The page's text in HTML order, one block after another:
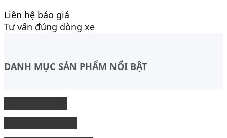
Liên hệ báo giá
Tư vấn đúng dòng xe
DANH MỤC SẢN PHẨM NỔI BẬT